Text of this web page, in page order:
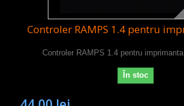
Controler RAMPS 1.4 pentru
Controler RAMPS 1.4 pentru
În stoc